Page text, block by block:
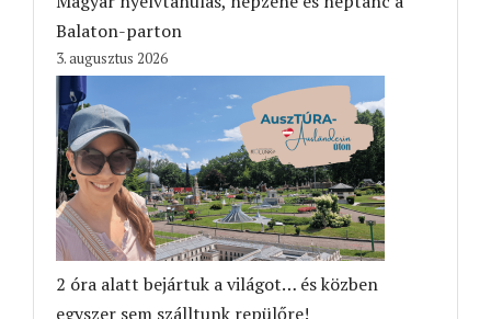
Balaton-parton
3. augusztus 2026
2 óra alatt bejártuk a világot… és közben
egyszer sem szálltunk repülőre!